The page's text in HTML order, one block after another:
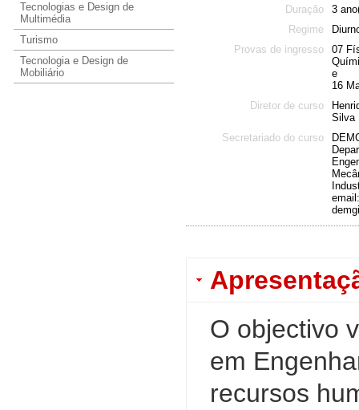
Tecnologias e Design de
Multimédia
Turismo
Tecnologia e Design de
Mobiliário
Duração
3
Regime
Provas de ingresso
07
e
16
Diretor de curso
Silva
Secretariado do curso
email:
O objectivo
em
recursos